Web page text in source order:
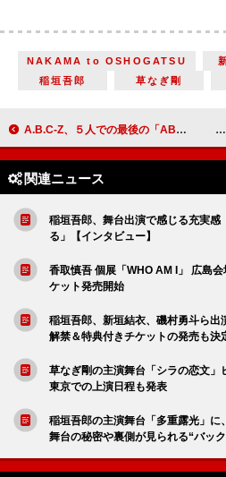
NAKAMA to OSHOGATSU
稲垣吾郎
草なぎ剛
A.B.C-Z、５人での最後の「ABC座」上演決定 グループ脱退を発表した河合郁人「思い出のひとつになっていただけたら」
関連ニュース
稲垣吾郎、舞台出演で感じる充実感
る」【インタビュー】
香取慎吾 個展「WHO AM I」 広島
ケット発売開始
稲垣吾郎、新垣結衣、磯村勇斗ら出
解禁＆特典付きチケットの発売も決
草なぎ剛の主演舞台「シラの恋文
東京での上演日程も発表
稲垣吾郎の主演舞台「多重露光」
舞台の秘密や裏側が見られる“バッ